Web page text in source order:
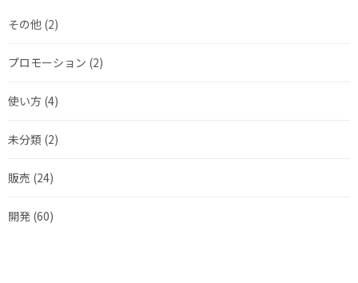
その他 (2)
プロモーション (2)
使い方 (4)
未分類 (2)
販売 (24)
開発 (60)